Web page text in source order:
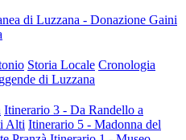
di Luzzana - Donazione Gaini
Storia Locale Cronologia
di Luzzana
Itinerario 3 - Da Randello a
Alti Itinerario 5 - Madonna del